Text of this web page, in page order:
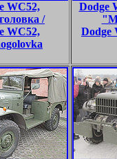
WC52,
/
WC52,
Dodge
Dodge